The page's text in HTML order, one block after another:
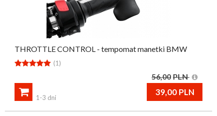
THROTTLE CONTROL - tempomat manetki BMW
 (1)
56,00 PLN
39,00 PLN

1-3 dni